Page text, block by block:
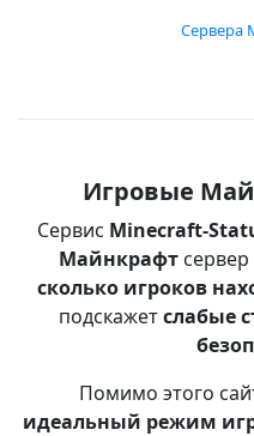
Сервера
Игровые
Сервис Minecraft-
Майнкрафтсервер
сколько игроков
подскажетслабые
Помимо этого
идеальный режим